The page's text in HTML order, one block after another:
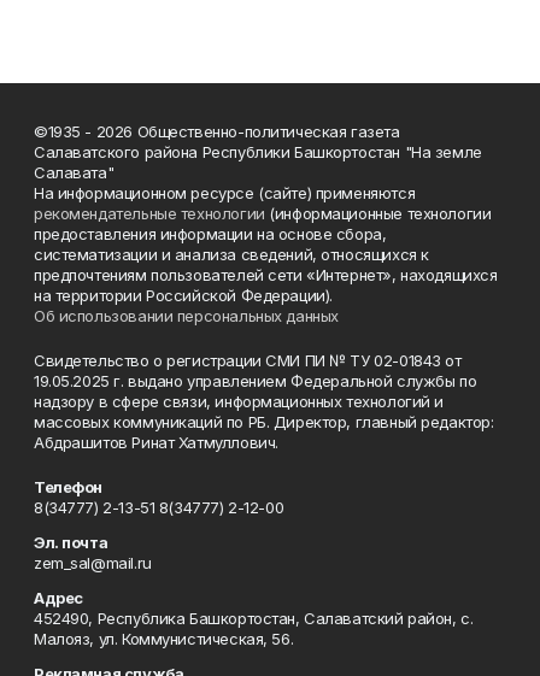
©1935 - 2026 Общественно-политическая газета
Салаватского района Республики Башкортостан "На земле
Салавата"
На информационном ресурсе (сайте) применяются
рекомендательные технологии (информационные технологии
предоставления информации на основе сбора,
систематизации и анализа сведений, относящихся к
предпочтениям пользователей сети «Интернет», находящихся
на территории Российской Федерации).
Об использовании персональных данных
Свидетельство о регистрации СМИ ПИ № ТУ 02-01843 от
19.05.2025 г. выдано управлением Федеральной службы по
надзору в сфере связи, информационных технологий и
массовых коммуникаций по РБ. Директор, главный редактор:
Абдрашитов Ринат Хатмуллович.
Телефон
8(34777) 2-13-51 8(34777) 2-12-00
Эл. почта
zem_sal@mail.ru
Адрес
452490, Республика Башкортостан, Салаватский район, с.
Малояз, ул. Коммунистическая, 56.